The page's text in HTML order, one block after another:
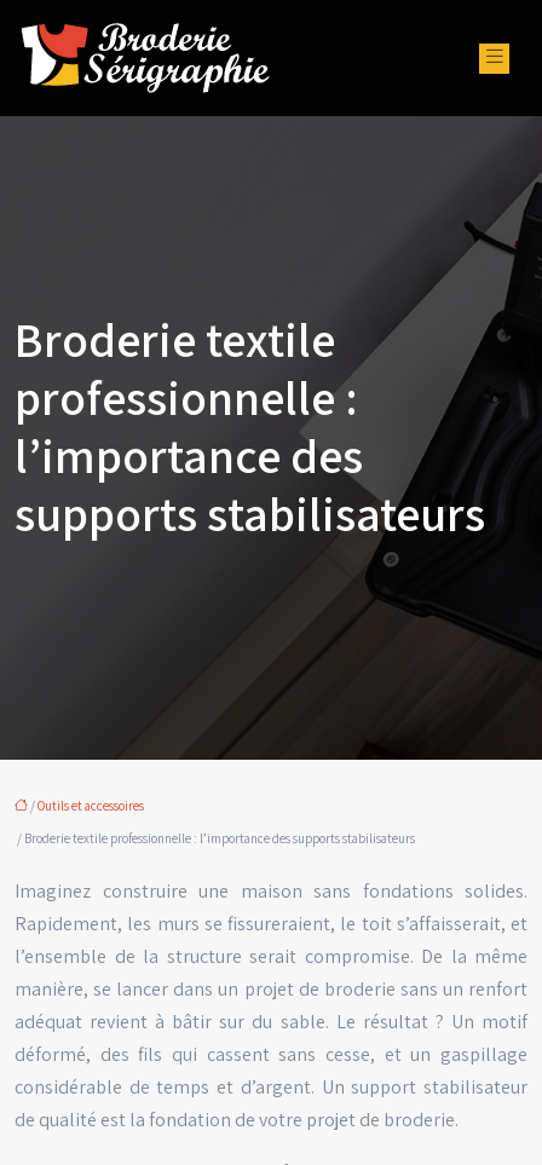
Broderie textile
professionnelle :
l’importance des
supports stabilisateurs
/Outils et accessoires
/ Broderie textile professionnelle : l’importance des supports stabilisateurs
Imaginez construire une maison sans fondations solides.
Rapidement, les murs se fissureraient, le toit s’affaisserait, et
l’ensemble de la structure serait compromise. De la même
manière, se lancer dans un projet de broderie sans un renfort
adéquat revient à bâtir sur du sable. Le résultat ? Un motif
déformé, des fils qui cassent sans cesse, et un gaspillage
considérable de temps et d’argent. Un support stabilisateur
de qualité est la fondation de votre projet de broderie.